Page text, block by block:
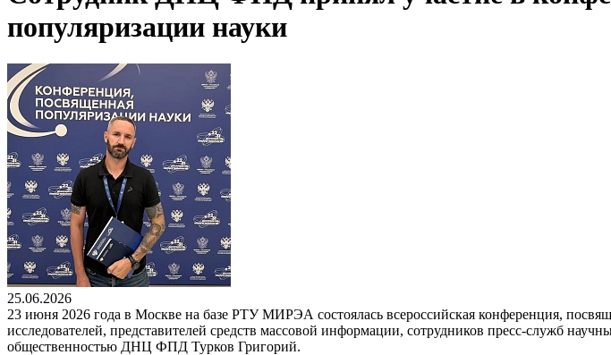
популяризации науки
25.06.2026
23 июня 2026 года в Москве на базе РТУ МИРЭА состоялась всероссийская конференция,
исследователей, представителей средств массовой информации, сотрудников пресс-служб
общественностью ДНЦ ФПД Турков Григорий.